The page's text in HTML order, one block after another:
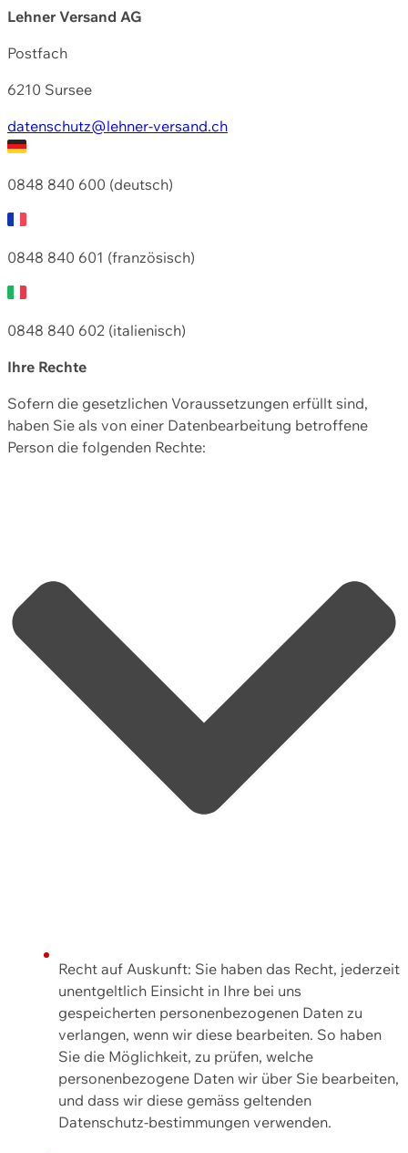
Lehner Versand AG
Postfach
6210 Sursee
datenschutz@lehner-versand.ch
0848 840 600 (deutsch)
0848 840 601 (französisch)
0848 840 602 (italienisch)
Ihre Rechte
Sofern die gesetzlichen Voraussetzungen erfüllt sind,
haben Sie als von einer Datenbearbeitung betroffene
Person die folgenden Rechte:
Recht auf Auskunft: Sie haben das Recht, jederzeit
unentgeltlich Einsicht in Ihre bei uns
gespeicherten personenbezogenen Daten zu
verlangen, wenn wir diese bearbeiten. So haben
Sie die Möglichkeit, zu prüfen, welche
personenbezogene Daten wir über Sie bearbeiten,
und dass wir diese gemäss geltenden
Datenschutz-bestimmungen verwenden.